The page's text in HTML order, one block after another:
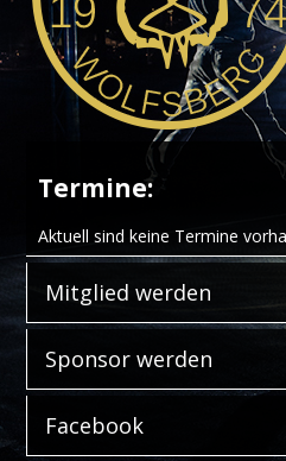
Termine:
Aktuell sind keine Termine
Mitglied werden
Sponsor werden
Facebook